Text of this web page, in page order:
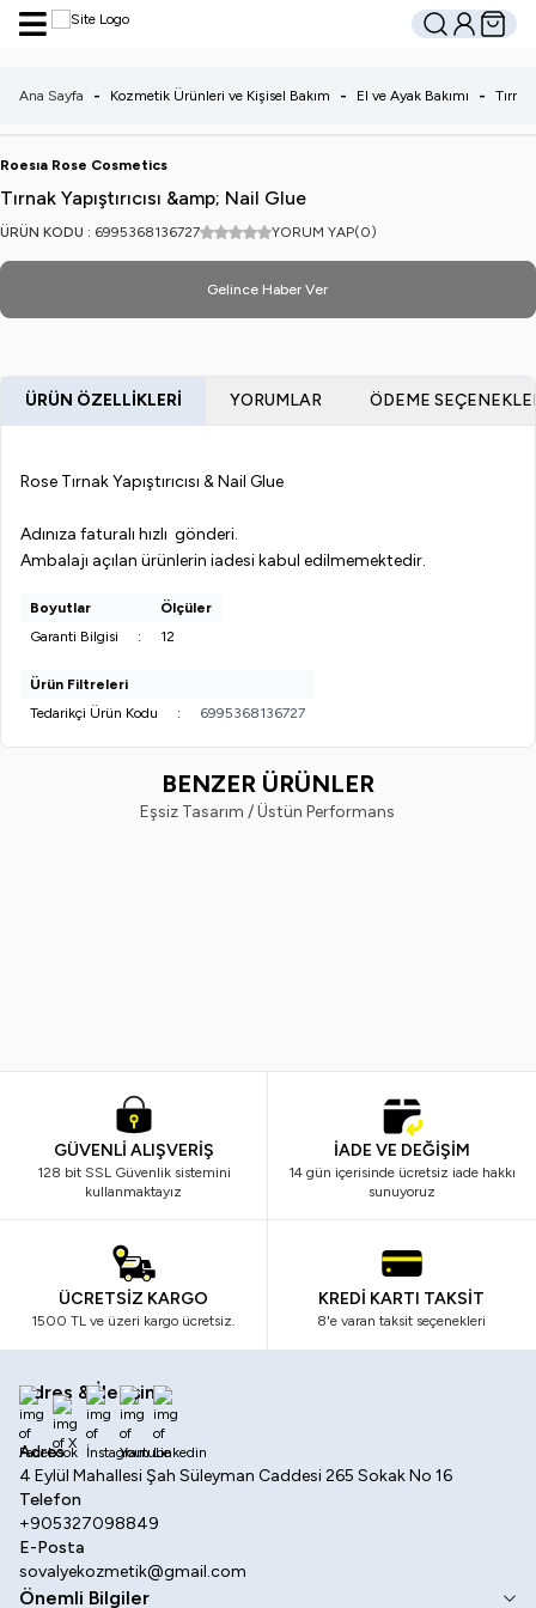
Hesabım
Sepetim
Ana Sayfa - Kozmetik Ürünleri ve Kişisel Bakım - El ve Ayak Bakımı -
Roesıa Rose Cosmetics
Tırnak Yapıştırıcısı &amp; Nail Glue
ÜRÜN KODU : 6995368136727 YORUM YAP(0)
Gelince Haber Ver
ÜRÜN ÖZELLIKLERI YORUMLAR ÖDEME
Rose Tırnak Yapıştırıcısı & Nail Glue
Adınıza faturalı hızlı gönderi.
Ambalajı açılan ürünlerin iadesi kabul edilmemektedir.
Boyutlar
Ölçüler
Garanti Bilgisi
: 12
Ürün Filtreleri
Tedarikçi Ürün Kodu
: 6995368136727
BENZER ÜRÜNLER
Eşsiz Tasarım / Üstün Performans
GÜVENLİ ALIŞVERİŞ
128 bit SSL Güvenlik sistemini
kullanmaktayız
İADE VE DEĞİŞİM
14 gün içerisinde ücretsiz iade hakkı
sunuyoruz
ÜCRETSİZ KARGO
1500 TL ve üzeri kargo ücretsiz.
KREDİ KARTI TAKSİT
8'e varan taksit seçenekleri
Adres & İletişim
Adres
4 Eylül Mahallesi Şah Süleyman Caddesi 265 Sokak No 16
Telefon
+905327098849
E-Posta
sovalyekozmetik@gmail.com
Facebook
X İnstagram
Youtube
Önemli Bilgiler